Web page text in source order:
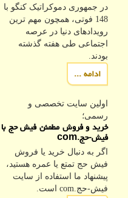
در جمهوری دموکراتیک کنگو با
148 فوتی، همچون مهم ترین
رویدادهای دنیا در عرصه
اجتماعی طی هفته گذشته
بودند.
ادامه ...
اولین سایت تخصصی و
رسمی؛
خرید و فروش مطمئن فیش حج با
فیش-حج.com
اگر به دنبال خرید یا فروش
فیش حج تمتع یا عمره هستید،
پیشنهاد ما استفاده از سایت
فیش-حج.com است.